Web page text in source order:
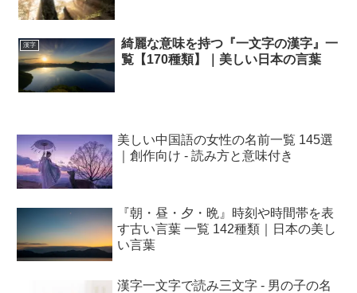
漢字
綺麗な意味を持つ『一文字の漢字』一
覧【170種類】｜美しい日本の言葉
美しい中国語の女性の名前一覧 145選
｜創作向け - 読み方と意味付き
『朝・昼・夕・晩』時刻や時間帯を表
す古い言葉 一覧 142種類｜日本の美し
い言葉
漢字一文字で読み三文字 - 男の子の名